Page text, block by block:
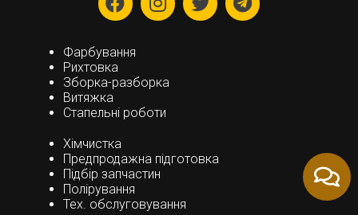
Фарбування
Рихтовка
Зборка-разборка
Витяжка
Стапельні роботи
Хімчистка
Предпродажна підготовка
Підбір запчастин
Полірування
Тех. обслуговування